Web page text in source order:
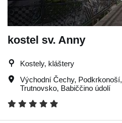
kostel sv. Anny
Kostely, kláštery
Východní Čechy, Podkrkonoší,
Trutnovsko, Babiččino údolí